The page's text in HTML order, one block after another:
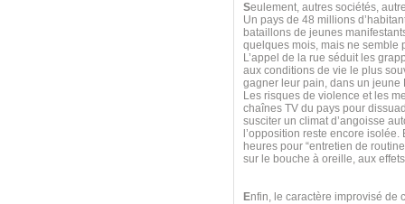
Seulement, autres sociétés,
Un pays de 48 millions
bataillons de jeunes
quelques mois, mais ne semble
L’appel de la rue séduit les
aux conditions de vie le plus
gagner leur pain, dans un jeune
Les risques de violence et les
chaînes TV du pays pour
susciter un climat d’angoisse
l’opposition reste encore
heures pour “entretien de
sur le bouche à oreille, aux
Enfin, le caractère improvisé de